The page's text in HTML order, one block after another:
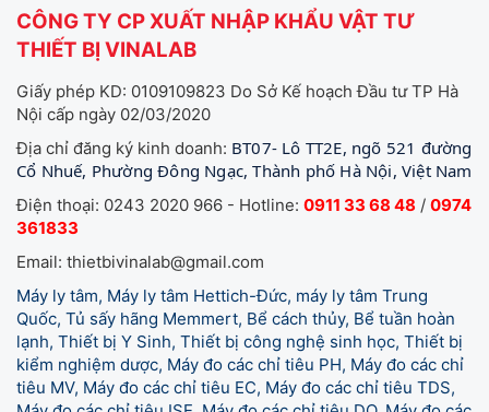
CÔNG TY CP XUẤT NHẬP KHẨU VẬT TƯ
THIẾT BỊ VINALAB
Giấy phép KD: 0109109823 Do Sở Kế hoạch Đầu tư TP Hà
Nội cấp ngày 02/03/2020
Địa chỉ đăng ký kinh doanh: BT07- Lô TT2E, ngõ 521 đường
Cổ Nhuế, Phường Đông Ngạc, Thành phố Hà Nội, Việt Nam
Điện thoại: 0243 2020 966 - Hotline: 0911 33 68 48 / 0974
361833
Email: thietbivinalab@gmail.com
Máy ly tâm, Máy ly tâm Hettich-Đức, máy ly tâm Trung
Quốc, Tủ sấy hãng Memmert, Bể cách thủy, Bể tuần hoàn
lạnh, Thiết bị Y Sinh, Thiết bị công nghệ sinh học, Thiết bị
kiểm nghiệm dược, Máy đo các chỉ tiêu PH, Máy đo các chỉ
tiêu MV, Máy đo các chỉ tiêu EC, Máy đo các chỉ tiêu TDS,